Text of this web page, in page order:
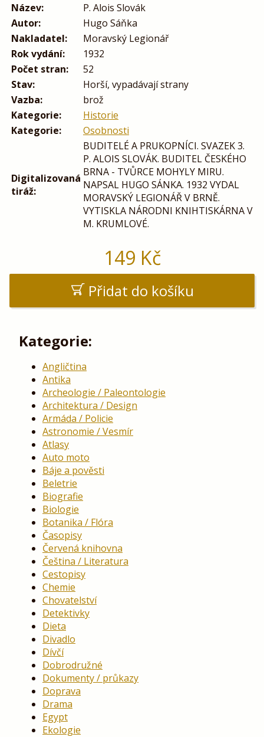
Název:
P. Alois Slovák
Autor:
Hugo Sáňka
Nakladatel:
Moravský Legionář
Rok vydání:
1932
Počet stran:
52
Stav:
Horší, vypadávají strany
Vazba:
brož
Kategorie:
Historie
Kategorie:
Osobnosti
Digitalizovaná
tiráž:
BUDITELÉ A PRUKOPNÍCI. SVAZEK 3.
P. ALOIS SLOVÁK. BUDITEL ČESKÉHO
BRNA - TVŮRCE MOHYLY MIRU.
NAPSAL HUGO SÁNKA. 1932 VYDAL
MORAVSKÝ LEGIONÁŘ V BRNĚ.
VYTISKLA NÁRODNI KNIHTISKÁRNA V
M. KRUMLOVÉ.
149 Kč
Přidat do košíku
Kategorie:
Angličtina
Antika
Archeologie / Paleontologie
Architektura / Design
Armáda / Policie
Astronomie / Vesmír
Atlasy
Auto moto
Báje a pověsti
Beletrie
Biografie
Biologie
Botanika / Flóra
Časopisy
Červená knihovna
Čeština / Literatura
Cestopisy
Chemie
Chovatelství
Detektivky
Dieta
Divadlo
Dívčí
Dobrodružné
Dokumenty / průkazy
Doprava
Drama
Egypt
Ekologie